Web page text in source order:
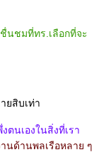
นชมที่ทร.เลือกที่จะ
ยสิบเท่า
ตนเองในสิ่งที่เรา
นด้านพลเรือหลาย ๆ